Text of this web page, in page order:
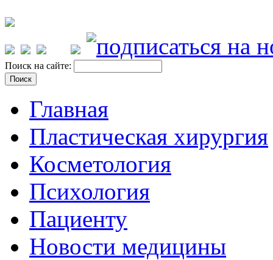
Поиск на сайте:
Главная
Пластическая хирургия
Косметология
Психология
Пациенту
Новости медицины